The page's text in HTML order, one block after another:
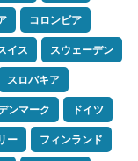
コロンビア
イス
スウェーデン
スロバキア
ンマーク
ドイツ
ー
フィンランド